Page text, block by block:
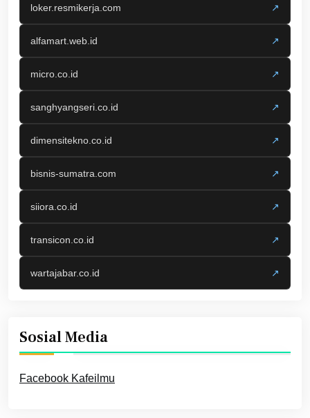
loker.resmikerja.com ↗
alfamart.web.id ↗
micro.co.id ↗
sanghyangseri.co.id ↗
dimensitekno.co.id ↗
bisnis-sumatra.com ↗
siiora.co.id ↗
transicon.co.id ↗
wartajabar.co.id ↗
Sosial Media
Facebook Kafeilmu